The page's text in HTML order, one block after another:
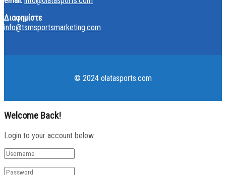
Διαφημίστε
info@tsmsportsmarketing.com
© 2024 olatasports.com
Welcome Back!
Login to your account below